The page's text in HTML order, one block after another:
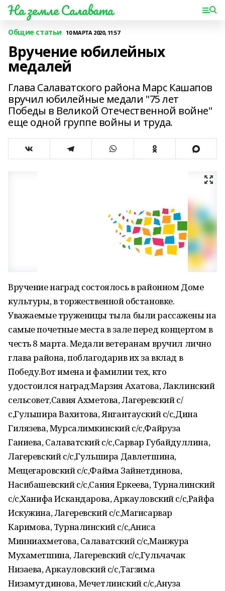
На земле Салавата
Общие статьи 10 МАРТА 2020, 11:57
Вручение юбилейных
медалей
Глава Салаватского района Марс Кашапов
вручил юбилейные медали "75 лет
Победы в Великой Отечественной войне"
еще одной группе войны и труда.
Вручение наград состоялось в районном Доме
культуры, в торжественной обстановке.
Уважаемые труженицы тыла были рассажены на
самые почетные места в зале перед концертом в
честь 8 марта. Медали ветеранам вручил лично
глава района, поблагодарив их за вклад в
Победу.Вот имена и фамилии тех, кто
удостоился наград:Марзия Ахатова, Лаклинский
сельсовет,Савия Ахметова, Лагеревский с/
с,Гульшира Вахитова, Янгантауский с/с,Дина
Гилязева, Мурсалимкинский с/с,Файруза
Ганиева, Салаватский с/с,Сарвар Губайдуллина,
Лагеревский с/с,Гульшира Давлетшина,
Мещегаровский с/с,Файма Зайнетдинова,
Насибашевский с/с,Сания Еркеева, Турналинский
с/с,Ханифа Искандарова, Аркауловский с/с,Райфа
Искужина, Лагеревский с/с,Магисарвар
Каримова, Турналинский с/с,Аниса
Минниахметова, Салаватский с/с,Манжура
Мухаметшина, Лагеревский с/с,Гульчачак
Низаева, Аркауловский с/с,Тагзима
Низамутдинова, Мечетлинский с/с,Ануза